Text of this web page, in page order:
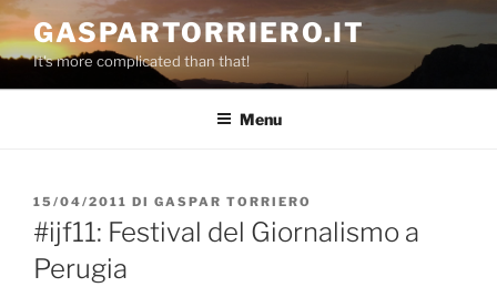
Salta
al
contenuto
GASPARTORRIERO.IT
It's more complicated than that!
Menu
PUBBLICATO
IL
15/04/2011 DI GASPAR TORRIERO
#ijf11: Festival del Giornalismo a
Perugia